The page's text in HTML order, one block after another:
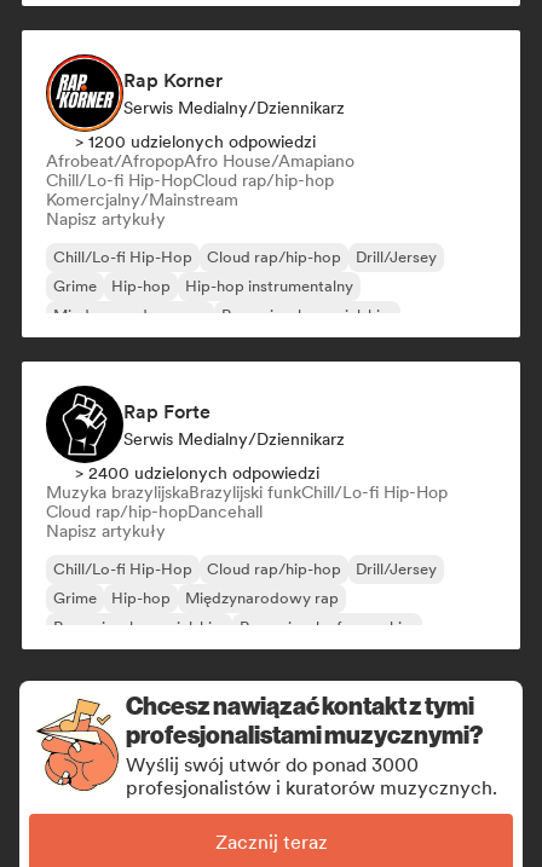
Rap Korner
Serwis Medialny/Dziennikarz
> 1200 udzielonych odpowiedzi
Afrobeat/AfropopAfro House/Amapiano
Chill/Lo-fi Hip-HopCloud rap/hip-hop
Komercjalny/Mainstream
Napisz artykuły
Chill/Lo-fi Hip-Hop Cloud rap/hip-hop
Drill/Jersey
Grime
Hip-hop
Hip-hop instrumentalny
Międzynarodowy rap
Rap w języku angielskim
Rap Forte
Serwis Medialny/Dziennikarz
> 2400 udzielonych odpowiedzi
Muzyka brazylijskaBrazylijski funkChill/Lo-fi Hip-Hop
Cloud rap/hip-hopDancehall
Napisz artykuły
Chill/Lo-fi Hip-Hop Cloud rap/hip-hop
Drill/Jersey
Grime
Hip-hop
Międzynarodowy rap
Rap w języku angielskim
Rap w języku francuskim
Chcesz nawiązać kontakt z tymi
profesjonalistami muzycznymi?
Wyślij swój utwór do ponad 3000
profesjonalistów i kuratorów muzycznych.
Zacznij teraz